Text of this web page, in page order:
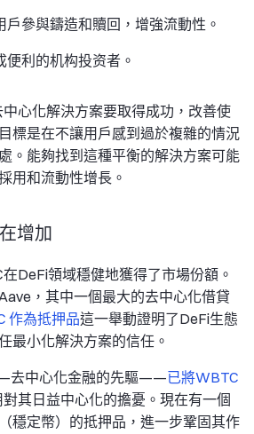
戶參與鑄造和贖回，增強流動性。
便利的机构投资者。
心化解決方案要取得成功，改善使
標是在不讓用戶感到過於複雜的情況
。能夠找到這種平衡的解決方案可能
用和流動性增長。
增加
DeFi領域穩健地獲得了市場份額。
，其中一個最大的去中心化借貸
作為抵押品這一舉動證明了DeFi生態
最小化解決方案的信任。
去中心化金融的先驅——已將WBTC
對其日益中心化的擔憂。現在有一個
穩定幣）的抵押品，進一步鞏固其作